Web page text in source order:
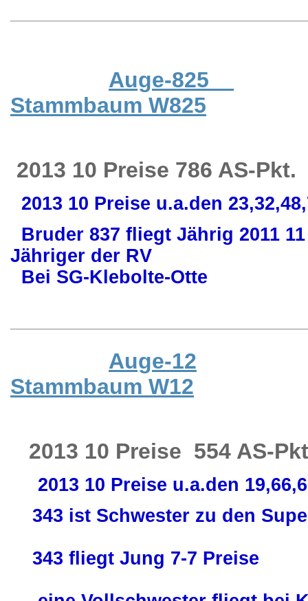
Auge-825
Stammbaum W825
2013 10 Preise 786 AS-Pkt.
2013 10 Preise u.a.den
Bruder 837 fliegt Jährig 2011
Jähriger der RV
Bei SG-Klebolte-Otte
Auge-12
Stammbaum W12
2013 10 Preise 554 AS-
2013 10 Preise u.a.den
343 ist Schwester zu den
343 fliegt Jung 7-7 Preise